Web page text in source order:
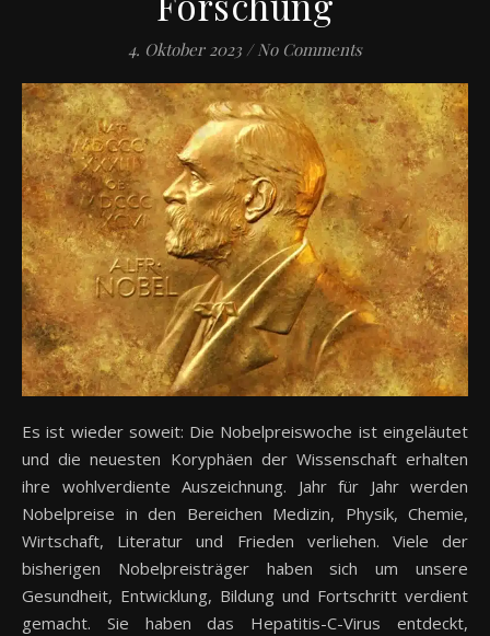
4. Oktober 2023 / No Comments
Es ist wieder soweit: Die Nobelpreiswoche ist eingeläutet
und die neuesten Koryphäen der Wissenschaft erhalten
ihre wohlverdiente Auszeichnung. Jahr für Jahr werden
Nobelpreise in den Bereichen Medizin, Physik, Chemie,
Wirtschaft, Literatur und Frieden verliehen. Viele der
bisherigen Nobelpreisträger haben sich um unsere
Gesundheit, Entwicklung, Bildung und Fortschritt verdient
gemacht. Sie haben das Hepatitis-C-Virus entdeckt,